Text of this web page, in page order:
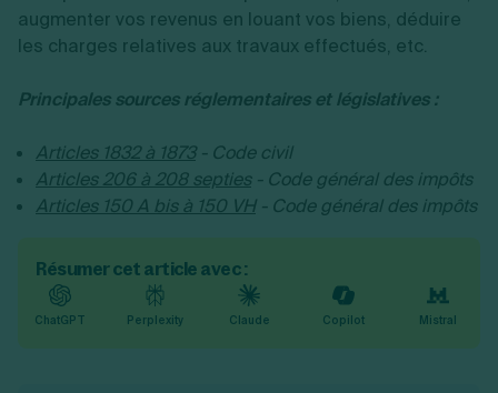
augmenter vos revenus en louant vos biens, déduire
les charges relatives aux travaux effectués, etc.
Principales sources réglementaires etlégislatives :
Articles 1832 à 1873- Code civil
Articles 206 à 208 septies- Code général des impôts
Articles 150 A bis à 150 VH- Code général des impôts
Résumer cet article avec :
ChatGPT Perplexity Claude Copilot Mistral